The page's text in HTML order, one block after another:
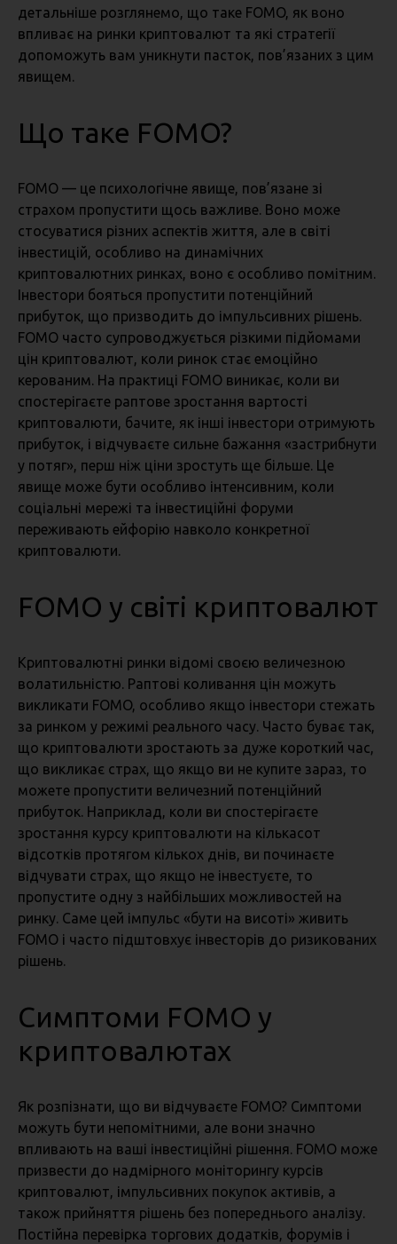
детальніше розглянемо, що таке FOMO, як воно
впливає на ринки криптовалют та які стратегії
допоможуть вам уникнути пасток, пов’язаних з цим
явищем.
Що таке FOMO?
FOMO — це психологічне явище, пов’язане зі
страхом пропустити щось важливе. Воно може
стосуватися різних аспектів життя, але в світі
інвестицій, особливо на динамічних
криптовалютних ринках, воно є особливо помітним.
Інвестори бояться пропустити потенційний
прибуток, що призводить до імпульсивних рішень.
FOMO часто супроводжується різкими підйомами
цін криптовалют, коли ринок стає емоційно
керованим. На практиці FOMO виникає, коли ви
спостерігаєте раптове зростання вартості
криптовалюти, бачите, як інші інвестори отримують
прибуток, і відчуваєте сильне бажання «застрибнути
у потяг», перш ніж ціни зростуть ще більше. Це
явище може бути особливо інтенсивним, коли
соціальні мережі та інвестиційні форуми
переживають ейфорію навколо конкретної
криптовалюти.
FOMO у світі криптовалют
Криптовалютні ринки відомі своєю величезною
волатильністю. Раптові коливання цін можуть
викликати FOMO, особливо якщо інвестори стежать
за ринком у режимі реального часу. Часто буває так,
що криптовалюти зростають за дуже короткий час,
що викликає страх, що якщо ви не купите зараз, то
можете пропустити величезний потенційний
прибуток. Наприклад, коли ви спостерігаєте
зростання курсу криптовалюти на кількасот
відсотків протягом кількох днів, ви починаєте
відчувати страх, що якщо не інвестуєте, то
пропустите одну з найбільших можливостей на
ринку. Саме цей імпульс «бути на висоті» живить
FOMO і часто підштовхує інвесторів до ризикованих
рішень.
Симптоми FOMO у
криптовалютах
Як розпізнати, що ви відчуваєте FOMO? Симптоми
можуть бути непомітними, але вони значно
впливають на ваші інвестиційні рішення. FOMO може
призвести до надмірного моніторингу курсів
криптовалют, імпульсивних покупок активів, а
також прийняття рішень без попереднього аналізу.
Постійна перевірка торгових додатків, форумів і